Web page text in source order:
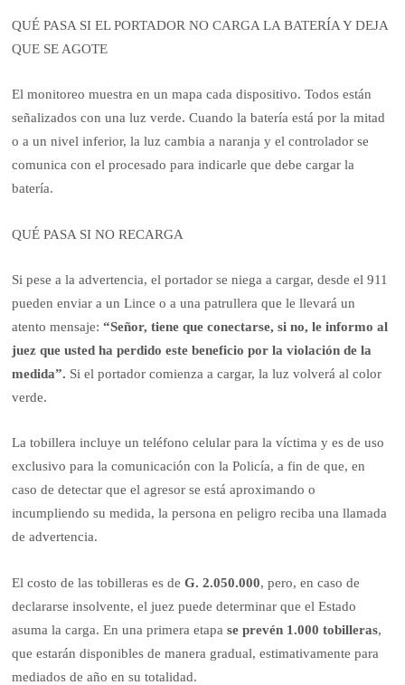
QUÉ PASA SI EL PORTADOR NO CARGA LA BATERÍA Y DEJA
QUE SE AGOTE
El monitoreo muestra en un mapa cada dispositivo. Todos están
señalizados con una luz verde. Cuando la batería está por la mitad
o a un nivel inferior, la luz cambia a naranja y el controlador se
comunica con el procesado para indicarle que debe cargar la
batería.
QUÉ PASA SI NO RECARGA
Si pese a la advertencia, el portador se niega a cargar, desde el 911
pueden enviar a un Lince o a una patrullera que le llevará un
atento mensaje:“Señor, tiene que conectarse, si no, le informo al
juez que usted ha perdido este beneficio por la violación de la
medida”. Si el portador comienza a cargar, la luz volverá al color
verde.
La tobillera incluye un teléfono celular para la víctima y es de uso
exclusivo para la comunicación con la Policía, a fin de que, en
caso de detectar que el agresor se está aproximando o
incumpliendo su medida, la persona en peligro reciba una llamada
de advertencia.
El costo de las tobilleras es deG. 2.050.000, pero, en caso de
declararse insolvente, el juez puede determinar que el Estado
asuma la carga. En una primera etapase prevén 1.000 tobilleras,
que estarán disponibles de manera gradual, estimativamente para
mediados de año en su totalidad.